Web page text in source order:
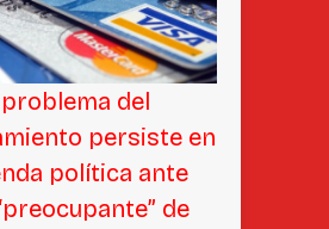
problema del
persiste en
política ante
de